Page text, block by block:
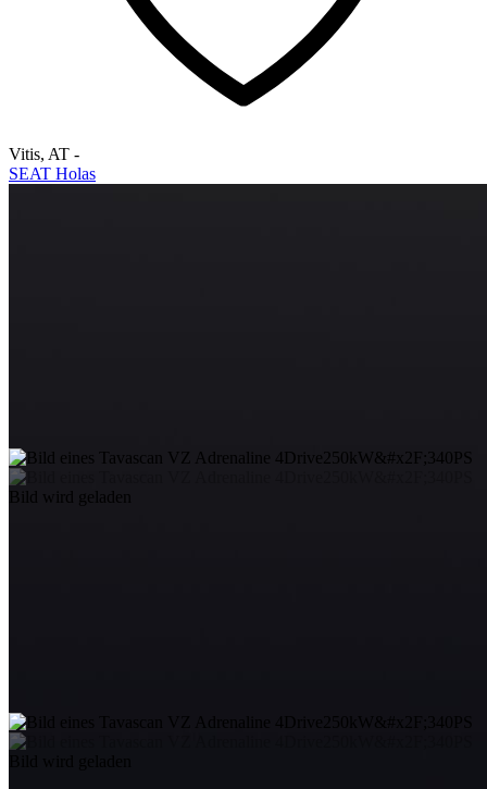
Vitis, AT -
SEAT Holas
Bild wird geladen